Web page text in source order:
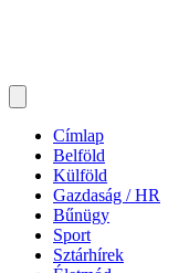
Címlap
Belföld
Külföld
Gazdaság / HR
Bűnügy
Sport
Sztárhírek